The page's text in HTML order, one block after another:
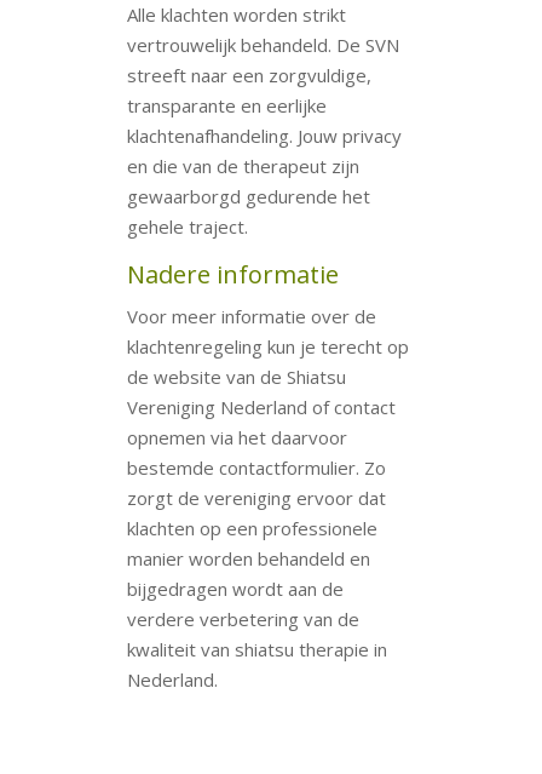
Alle klachten worden strikt
vertrouwelijk behandeld. De SVN
streeft naar een zorgvuldige,
transparante en eerlijke
klachtenafhandeling. Jouw privacy
en die van de therapeut zijn
gewaarborgd gedurende het
gehele traject.
Nadere informatie
Voor meer informatie over de
klachtenregeling kun je terecht op
de website van de Shiatsu
Vereniging Nederland of contact
opnemen via het daarvoor
bestemde contactformulier. Zo
zorgt de vereniging ervoor dat
klachten op een professionele
manier worden behandeld en
bijgedragen wordt aan de
verdere verbetering van de
kwaliteit van shiatsu therapie in
Nederland.